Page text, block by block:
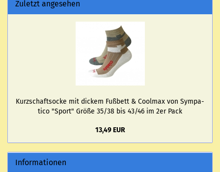
Zuletzt angesehen
Kurz­schaftso­cke mit di­ckem Fuß­bett & Cool­max von Sym­pa­
ti­co "Sport" Größe 35/38 bis 43/46 im 2er Pack
13,49 EUR
Informationen